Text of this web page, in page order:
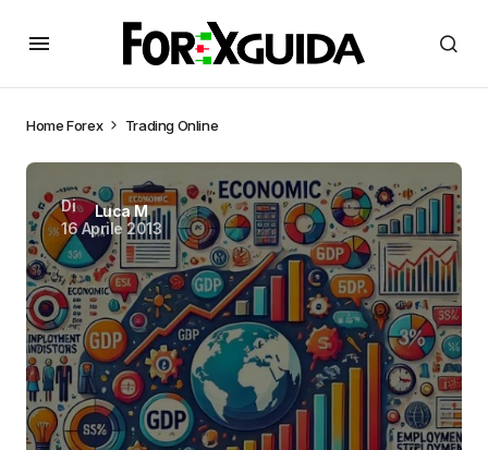
HomeForex Trading Online
Di
Luca M
16 Aprile 2013